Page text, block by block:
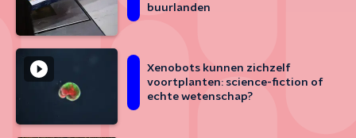
buurlanden
Xenobots kunnen zichzelf
voortplanten: science-fiction of
echte wetenschap?